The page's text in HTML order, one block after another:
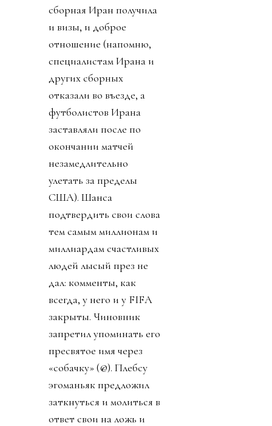
сборная Иран получила
и визы, и доброе
отношение (напомню,
специалистам Ирана и
других сборных
отказали во въезде, а
футболистов Ирана
заставляли после по
окончании матчей
незамедлительно
улетать за пределы
США). Шанса
подтвердить свои слова
тем самым миллионам и
миллиардам счастливых
людей лысый през не
дал: комменты, как
всегда, у него и у FIFA
закрыты. Чиновник
запретил упоминать его
пресвятое имя через
«собачку» (@). Плебсу
эгоманьяк предложил
заткнуться и молиться в
ответ свои на ложь и